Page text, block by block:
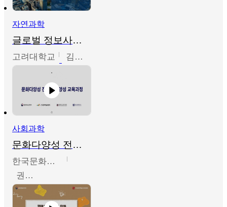
자연과학
글로벌 정보사회와 통계의 창의적 기능
고려대학교 김희영
사회과학
문화다양성 전문인력 양성 기본과정 - 문화다양성의 이해
한국문화예술교육진흥원
권숙인 외 8명